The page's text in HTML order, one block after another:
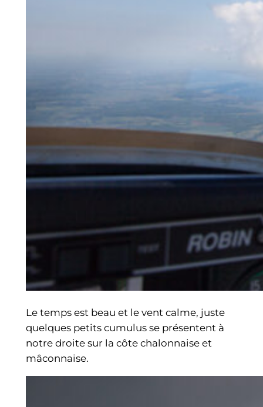
Le temps est beau et le vent calme, juste
quelques petits cumulus se présentent à
notre droite sur la côte chalonnaise et
mâconnaise.